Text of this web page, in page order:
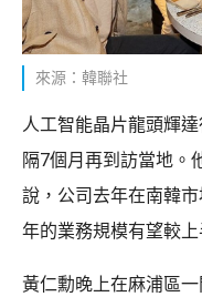
來源：韓聯社
人工智能晶片龍頭輝
隔7個月再到訪當地。
說，公司去年在南韓
年的業務規模有望較
黃仁勳晚上在麻浦區